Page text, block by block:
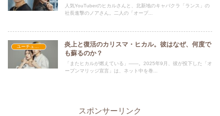
人気YouTuberのヒカルさんと、北新地のキャバクラ「ランス」の
社長進撃のノアさん。二人の「オープ...
ユーチューバー
炎上と復活のカリスマ・ヒカル。彼はなぜ、何度で
も蘇るのか？
「またヒカルが燃えている」――。2025年9月、彼が投下した「オ
ープンマリッジ宣言」は、ネット中を巻...
スポンサーリンク